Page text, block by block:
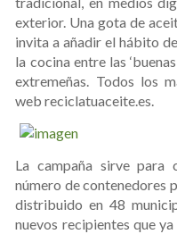
exterior. Una gota de
invita a añadir el hábito
la cocina entre las
extremeñas. Todos los
web reciclatuaceite.es.
La campaña sirve para
número de contenedores
distribuido en 48
nuevos recipientes que